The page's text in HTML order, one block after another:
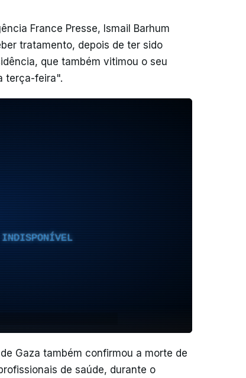
France Presse, Ismail Barhum
tratamento, depois de ter sido
que também vitimou o seu
terça-feira".
INDISPONÍVEL
Gaza também confirmou a morte de
de saúde, durante o